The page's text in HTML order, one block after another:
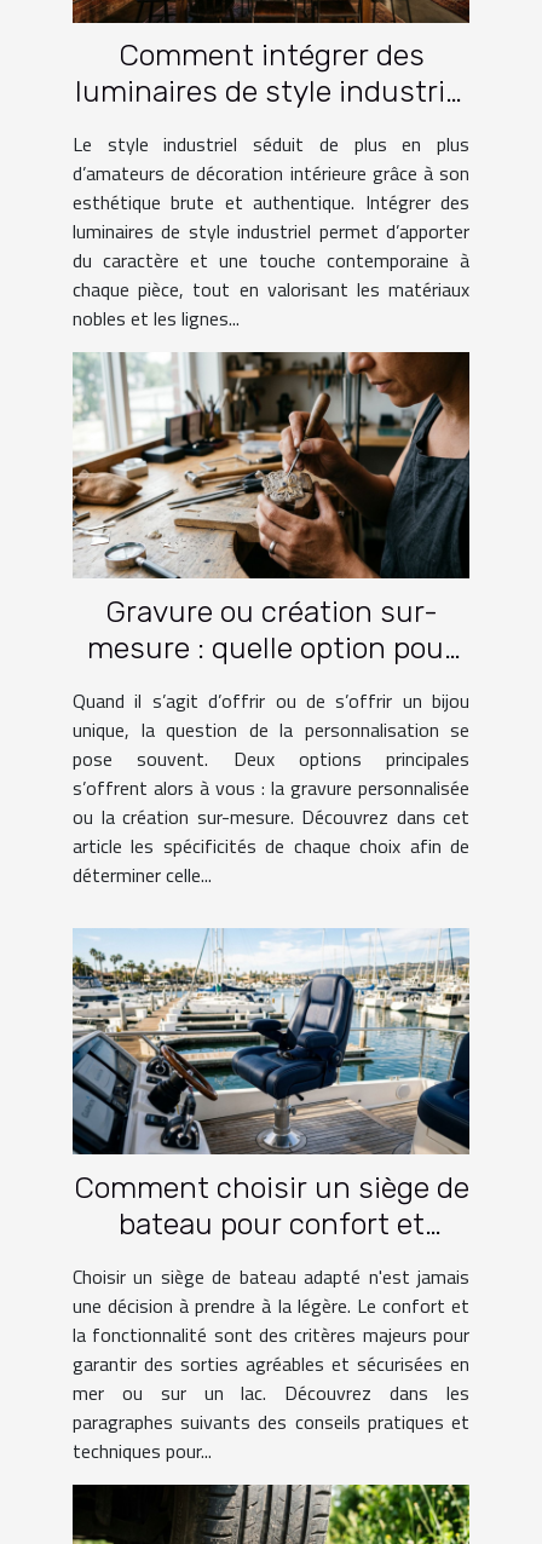
Comment intégrer des
luminaires de style industriel
dans votre intérieur ?
Le style industriel séduit de plus en plus
d’amateurs de décoration intérieure grâce à son
esthétique brute et authentique. Intégrer des
luminaires de style industriel permet d’apporter
du caractère et une touche contemporaine à
chaque pièce, tout en valorisant les matériaux
nobles et les lignes...
Gravure ou création sur-
mesure : quelle option pour
Quand il s’agit d’offrir ou de s’offrir un bijou
unique, la question de la personnalisation se
pose souvent. Deux options principales
s’offrent alors à vous : la gravure personnalisée
ou la création sur-mesure. Découvrez dans cet
article les spécificités de chaque choix afin de
déterminer celle...
Comment choisir un siège de
bateau pour confort et
fonctionnalité?
Choisir un siège de bateau adapté n'est jamais
une décision à prendre à la légère. Le confort et
la fonctionnalité sont des critères majeurs pour
garantir des sorties agréables et sécurisées en
mer ou sur un lac. Découvrez dans les
paragraphes suivants des conseils pratiques et
techniques pour...